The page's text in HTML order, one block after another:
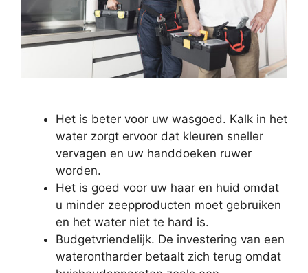
Het is beter voor uw wasgoed. Kalk in het
water zorgt ervoor dat kleuren sneller
vervagen en uw handdoeken ruwer
worden.
Het is goed voor uw haar en huid omdat
u minder zeepproducten moet gebruiken
en het water niet te hard is.
Budgetvriendelijk. De investering van een
waterontharder betaalt zich terug omdat